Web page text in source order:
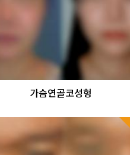
가슴연골코성형